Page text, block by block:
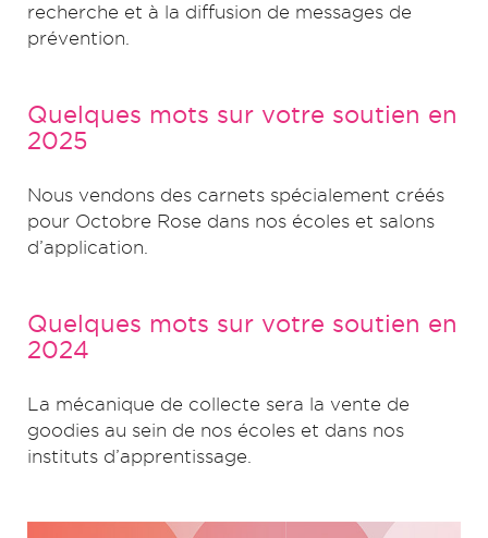
recherche et à la diffusion de messages de
prévention.
Quelques mots sur votre soutien en
2025
Nous vendons des carnets spécialement créés
pour Octobre Rose dans nos écoles et salons
d’application.
Quelques mots sur votre soutien en
2024
La mécanique de collecte sera la vente de
goodies au sein de nos écoles et dans nos
instituts d’apprentissage.